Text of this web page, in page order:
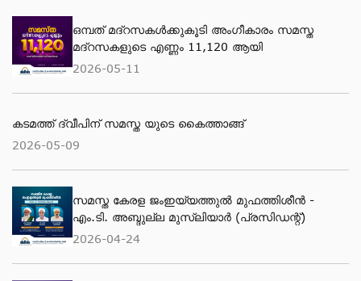
ഒമ്പത് മദ്റസകള്‍ക്കുകൂടി അംഗീകാരം സമസ്ത
മദ്റസകളുടെ എണ്ണം 11,120 ആയി
2026-05-11
കടമത്ത് ദ്വീപിന് സമസ്ത യുടെ കൈത്താങ്ങ്
2026-05-09
സമസ്ത കേരള ജംഇയ്യത്തുല്‍ മുഫത്തിശീന്‍ -
എം.ടി. അബ്ദുല്ല മുസ്‌ലിയാര്‍ (പ്രസിഡന്റ്)
2026-04-24